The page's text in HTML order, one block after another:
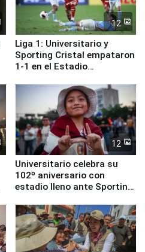
12
Liga 1: Universitario y
Sporting Cristal empataron
1-1 en el Estadio
12
Universitario celebra su
102º aniversario con
estadio lleno ante Sporting